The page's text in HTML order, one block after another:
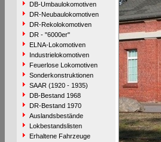
DB-Umbaulokomotiven
DR-Neubaulokomotiven
DR-Rekolokomotiven
DR - "6000er"
ELNA-Lokomotiven
Industrielokomotiven
Feuerlose Lokomotiven
Sonderkonstruktionen
SAAR (1920 - 1935)
DB-Bestand 1968
DR-Bestand 1970
Auslandsbestände
Lokbestandslisten
Erhaltene Fahrzeuge